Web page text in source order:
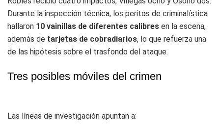
Durante la inspección técnica, los peritos de criminalística
hallaron 10 vainillas de diferentes calibres en la escena,
además de tarjetas de cobradiarios, lo que refuerza una
de las hipótesis sobre el trasfondo del ataque.
Tres posibles móviles del crimen
Las líneas de investigación apuntan a: